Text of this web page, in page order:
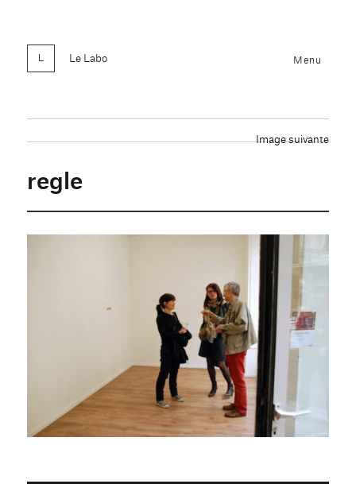
Le Labo Menu
Image suivante
regle